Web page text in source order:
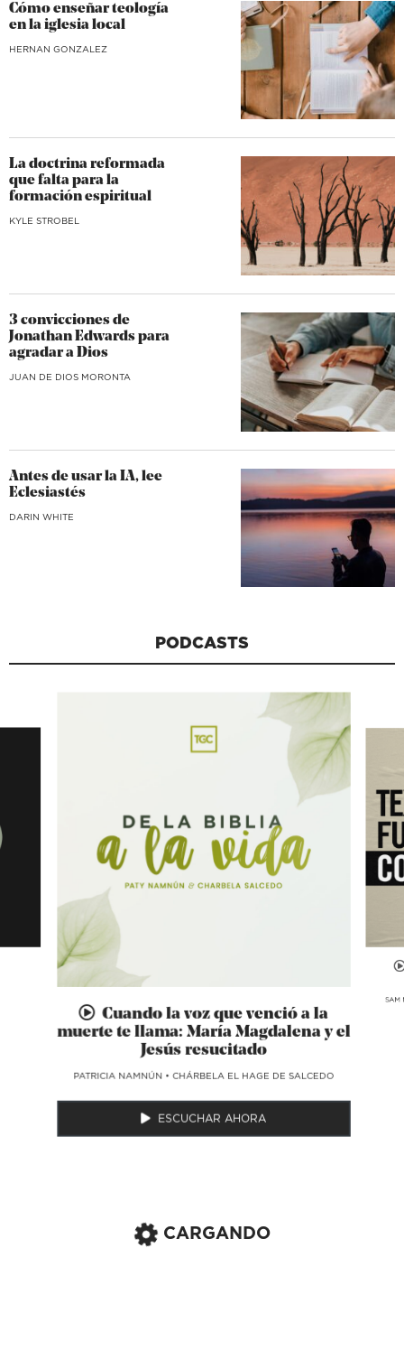
Cómo enseñar teología
en la iglesia local
HERNAN GONZALEZ
La doctrina reformada
que falta para la
formación espiritual
KYLE STROBEL
3 convicciones de
Jonathan Edwards para
agradar a Dios
JUAN DE DIOS MORONTA
Antes de usar la IA, lee
Eclesiastés
DARIN WHITE
PODCASTS
Cuando la voz que venció a la
muerte te llama: María Magdalena y el
Jesús resucitado
​PATRICIA NAMNÚN •CHÁRBELA EL HAGE DE SALCEDO
ESCUCHAR AHORA
SAM
CARGANDO